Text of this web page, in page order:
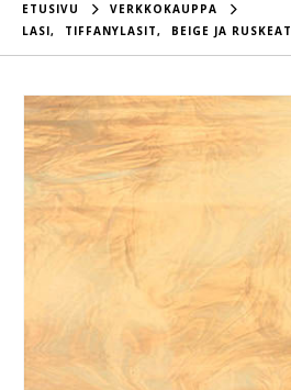
ETUSIVU
VERKKOKAUPPA
LASI, TIFFANYLASIT, BEIGE JA RUSKEAT